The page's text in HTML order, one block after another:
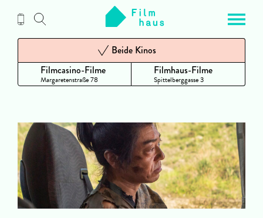
Inhalt
Filmcasino-Filme
Margaretenstraße 78
Beide Kinos
Filmhaus-Filme
Spittelberggasse 3